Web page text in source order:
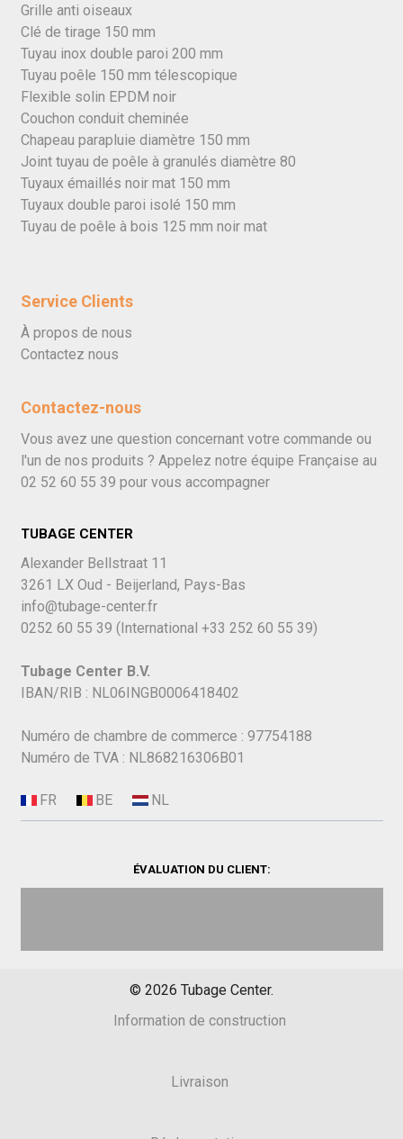
Grille anti oiseaux
Clé de tirage 150 mm
Tuyau inox double paroi 200 mm
Tuyau poêle 150 mm télescopique
Flexible solin EPDM noir
Couchon conduit cheminée
Chapeau parapluie diamètre 150 mm
Joint tuyau de poêle à granulés diamètre 80
Tuyaux émaillés noir mat 150 mm
Tuyaux double paroi isolé 150 mm
Tuyau de poêle à bois 125 mm noir mat
Service Clients
À propos de nous
Contactez nous
Contactez-nous
Vous avez une question concernant votre commande ou
l'un de nos produits ? Appelez notre équipe Française au
02 52 60 55 39 pour vous accompagner
TUBAGE CENTER
Alexander Bellstraat 11
3261 LX Oud - Beijerland, Pays-Bas
info@tubage-center.fr
0252 60 55 39 (International +33 252 60 55 39)
Tubage Center B.V.
IBAN/RIB : NL06INGB0006418402
Numéro de chambre de commerce : 97754188
Numéro de TVA : NL868216306B01
ÉVALUATION DU CLIENT:
© 2026 Tubage Center.
Information de construction
Livraison